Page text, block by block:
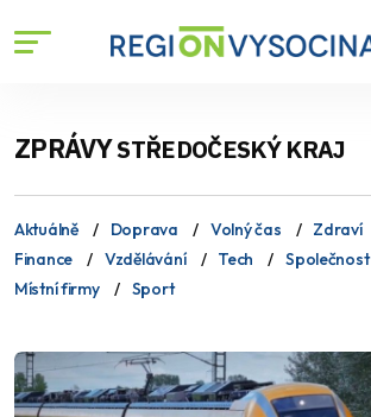
ZPRÁVYSTŘEDOČESKÝ KRAJ
Aktuálně Doprava Volný čas Zdraví
Finance
Vzdělávání Tech Společnost
Místní firmy
Sport